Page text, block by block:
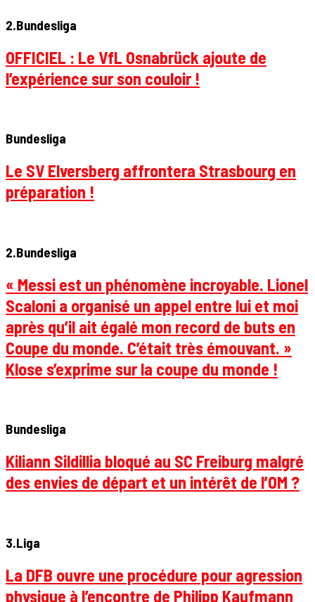
2.Bundesliga
OFFICIEL : Le VfL Osnabrück ajoute de
l’expérience sur son couloir !
Bundesliga
Le SV Elversberg affrontera Strasbourg en
préparation !
2.Bundesliga
« Messi est un phénomène incroyable. Lionel
Scaloni a organisé un appel entre lui et moi
après qu’il ait égalé mon record de buts en
Coupe du monde. C’était très émouvant. »
Klose s’exprime sur la coupe du monde !
Bundesliga
Kiliann Sildillia bloqué au SC Freiburg malgré
des envies de départ et un intérêt de l’OM ?
3.Liga
La DFB ouvre une procédure pour agression
physique à l’encontre de Philipp Kaufmann